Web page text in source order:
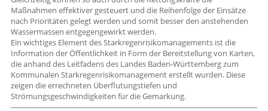
Maßnahmen effektiver gesteuert und die Reihenfolge der Einsätze
nach Prioritäten gelegt werden und somit besser den anstehenden
Wassermassen entgegengewirkt werden.
Ein wichtiges Element des Starkregenrisikomanagements ist die
Information der Öffentlichkeit in Form der Bereitstellung von Karten,
die anhand des Leitfadens des Landes Baden-Württemberg zum
Kommunalen Starkregenrisikomanagement erstellt wurden. Diese
zeigen die errechneten Überflutungstiefen und
Strömungsgeschwindigkeiten für die Gemarkung.